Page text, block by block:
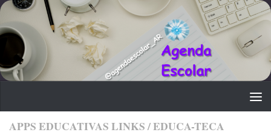
Saltar al contenido
APPS EDUCATIVAS LINKS/EDUCA-TECA